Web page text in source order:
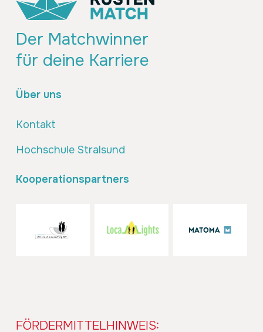
Der Matchwinner
für deine Karriere
Über uns
Kontakt
Hochschule Stralsund
Kooperationspartners
FÖRDERMITTELHINWEIS: